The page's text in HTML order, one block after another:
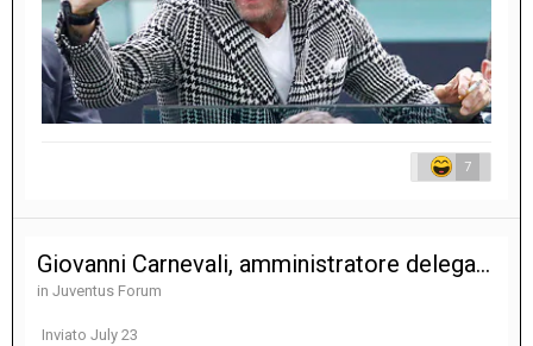
7
Giovanni Carnevali, amministratore delegato e direttore generale
in Juventus Forum
Inviato July 23